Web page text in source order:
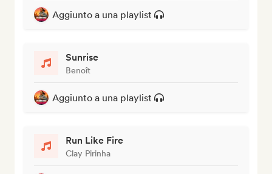
Aggiunto a una playlist
Sunrise
Benoît
Aggiunto a una playlist
Run Like Fire
Clay Pirinha